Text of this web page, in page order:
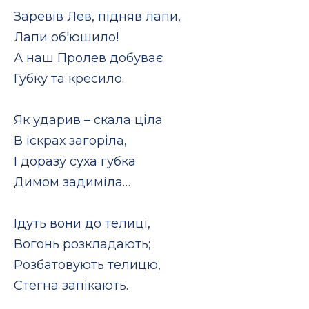
Заревів Лев, підняв лапи,
Лапи об'юшило!
А наш Пролев добуває
Губку та кресило.
Як ударив – скала ціла
В іскрах загоріла,
І доразу суха губка
Димом задиміла…
Ідуть вони до телиці,
Вогонь розкладають;
Розбатовують телицю,
Стегна запікають.